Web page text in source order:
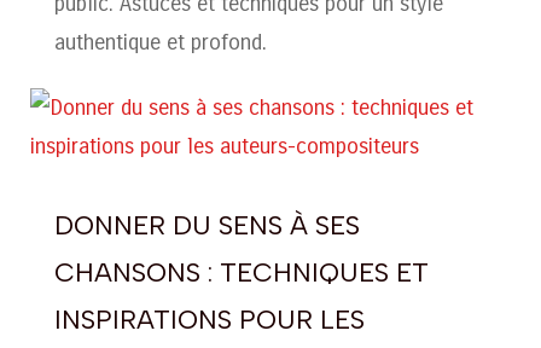
authentique et profond.
DONNER DU SENS À SES
CHANSONS : TECHNIQUES ET
INSPIRATIONS POUR LES